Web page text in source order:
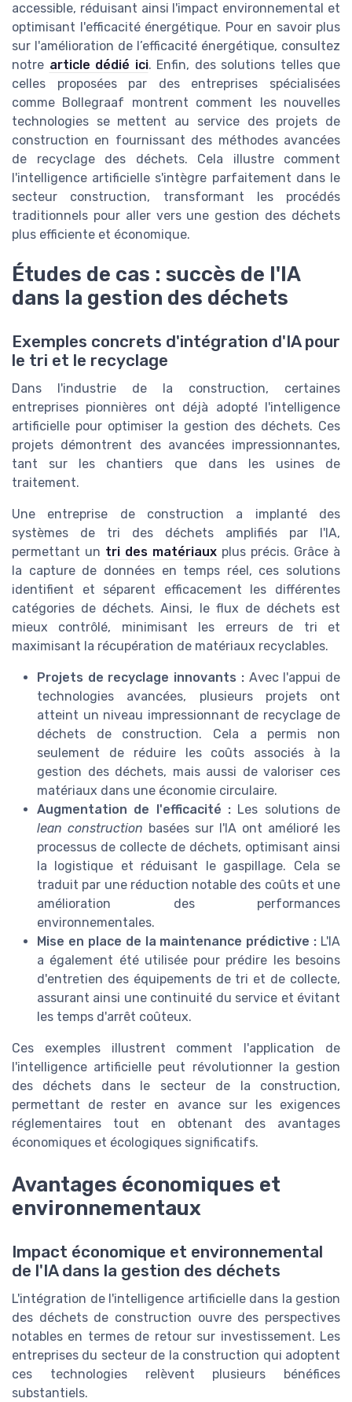
accessible, réduisant ainsi l'impact environnemental et
optimisant l'efficacité énergétique. Pour en savoir plus
sur l'amélioration de l’efficacité énergétique, consultez
notre article dédié ici. Enfin, des solutions telles que
celles proposées par des entreprises spécialisées
comme Bollegraaf montrent comment les nouvelles
technologies se mettent au service des projets de
construction en fournissant des méthodes avancées
de recyclage des déchets. Cela illustre comment
l'intelligence artificielle s'intègre parfaitement dans le
secteur construction, transformant les procédés
traditionnels pour aller vers une gestion des déchets
plus efficiente et économique.
Études de cas : succès de l'IA
dans la gestion des déchets
Exemples concrets d'intégration d'IA pour
le tri et le recyclage
Dans l'industrie de la construction, certaines
entreprises pionnières ont déjà adopté l'intelligence
artificielle pour optimiser la gestion des déchets. Ces
projets démontrent des avancées impressionnantes,
tant sur les chantiers que dans les usines de
traitement.
Une entreprise de construction a implanté des
systèmes de tri des déchets amplifiés par l'IA,
permettant un tri des matériaux plus précis. Grâce à
la capture de données en temps réel, ces solutions
identifient et séparent efficacement les différentes
catégories de déchets. Ainsi, le flux de déchets est
mieux contrôlé, minimisant les erreurs de tri et
maximisant la récupération de matériaux recyclables.
Projets de recyclage innovants :Avec l'appui de
technologies avancées, plusieurs projets ont
atteint un niveau impressionnant de recyclage de
déchets de construction. Cela a permis non
seulement de réduire les coûts associés à la
gestion des déchets, mais aussi de valoriser ces
matériaux dans une économie circulaire.
Augmentation de l'efficacité : Les solutions de
lean construction basées sur l'IA ont amélioré les
processus de collecte de déchets, optimisant ainsi
la logistique et réduisant le gaspillage. Cela se
traduit par une réduction notable des coûts et une
amélioration des performances
environnementales.
Mise en place de la maintenance prédictive : L'IA
a également été utilisée pour prédire les besoins
d'entretien des équipements de tri et de collecte,
assurant ainsi une continuité du service et évitant
les temps d'arrêt coûteux.
Ces exemples illustrent comment l'application de
l'intelligence artificielle peut révolutionner la gestion
des déchets dans le secteur de la construction,
permettant de rester en avance sur les exigences
réglementaires tout en obtenant des avantages
économiques et écologiques significatifs.
Avantages économiques et
environnementaux
Impact économique et environnemental
de l'IA dans la gestion des déchets
L'intégration de l'intelligence artificielle dans la gestion
des déchets de construction ouvre des perspectives
notables en termes de retour sur investissement. Les
entreprises du secteur de la construction qui adoptent
ces technologies relèvent plusieurs bénéfices
substantiels.